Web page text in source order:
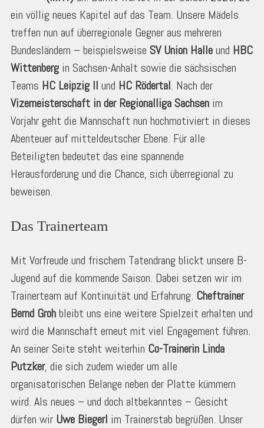
ein völlig neues Kapitel auf das Team. Unsere Mädels
treffen nun auf überregionale Gegner aus mehreren
Bundesländern – beispielsweise SV Union Halleund HBC
Wittenberg in Sachsen-Anhalt sowie die sächsischen
Teams HC Leipzig II und HC Rödertal. Nach der
Vizemeisterschaft in der Regionalliga Sachsen im
Vorjahr geht die Mannschaft nun hochmotiviert in dieses
Abenteuer auf mitteldeutscher Ebene. Für alle
Beteiligten bedeutet das eine spannende
Herausforderung und die Chance, sich überregional zu
beweisen.
Das Trainerteam
Mit Vorfreude und frischem Tatendrang blickt unsere B-
Jugend auf die kommende Saison. Dabei setzen wir im
Trainerteam auf Kontinuität und Erfahrung. Cheftrainer
Bernd Grohbleibt uns eine weitere Spielzeit erhalten und
wird die Mannschaft erneut mit viel Engagement führen.
An seiner Seite steht weiterhin Co-Trainerin Linda
Putzker, die sich zudem wieder um alle
organisatorischen Belange neben der Platte kümmern
wird. Als neues – und doch altbekanntes – Gesicht
dürfen wir Uwe Biegerl im Trainerstab begrüßen. Unser